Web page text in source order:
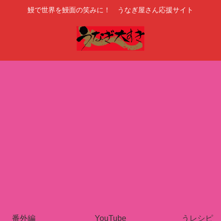
鰻で世界を鰻面の笑みに！ うなぎ屋さん応援サイト
番外編 YouTube うレシピ